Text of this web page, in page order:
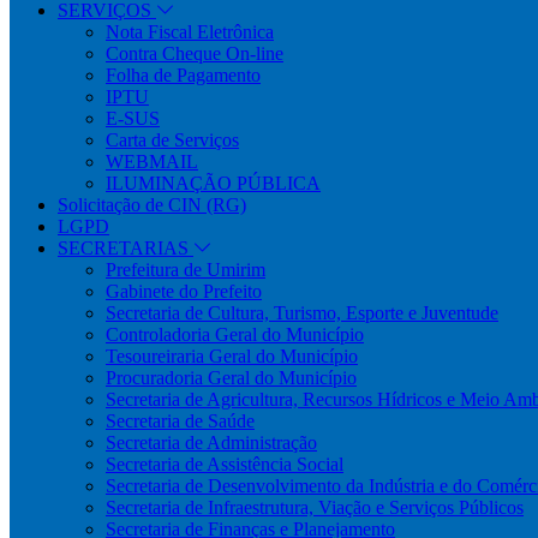
SERVIÇOS
Nota Fiscal Eletrônica
Contra Cheque On-line
Folha de Pagamento
IPTU
E-SUS
Carta de Serviços
WEBMAIL
ILUMINAÇÃO PÚBLICA
Solicitação de CIN (RG)
LGPD
SECRETARIAS
Prefeitura de Umirim
Gabinete do Prefeito
Secretaria de Cultura, Turismo, Esporte e Juventude
Controladoria Geral do Município
Tesoureiraria Geral do Município
Procuradoria Geral do Município
Secretaria de Agricultura, Recursos Hídricos e Meio
Secretaria de Saúde
Secretaria de Administração
Secretaria de Assistência Social
Secretaria de Desenvolvimento da Indústria e do
Secretaria de Infraestrutura, Viação e Serviços Públicos
Secretaria de Finanças e Planejamento